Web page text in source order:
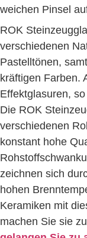
weichen Pinsel
ROK
verschiedenen
Pastelltönen,
kräftigen Farben.
Effektglasuren,
Die ROK
verschiedenen
konstant hohe
zeichnen sich
hohen
Keramiken mit
machen Sie sie